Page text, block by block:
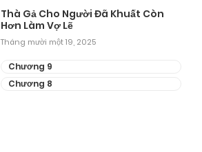
Thà Gả Cho Người Đã Khuất Còn
Hơn Làm Vợ Lẽ
Tháng mười một 19, 2025
Chương 9
Chương 8